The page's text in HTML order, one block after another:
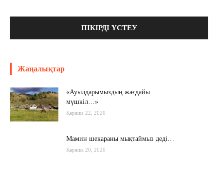
Жаңалықтар
«Ауылдарымыздың жағдайы
мүшкіл…»
Қараша 22, 2020
Мамин шекараны мықтаймыз деді…
Қараша 20, 2020